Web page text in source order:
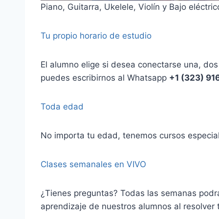
Piano, Guitarra, Ukelele, Violín y Bajo
Tu propio horario de estudio
El alumno elige si desea conectarse una,
puedes escribirnos al Whatsapp +1 (323)
Toda edad
No importa tu edad, tenemos cursos
Clases semanales en VIVO
¿Tienes preguntas? Todas las semanas
aprendizaje de nuestros alumnos al